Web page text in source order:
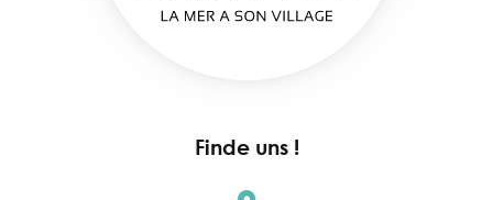
Finde uns !